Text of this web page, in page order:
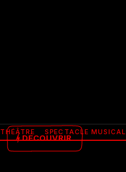
DÉCOUVRIR
THÉÂTRE SPECTACLE MUSICAL